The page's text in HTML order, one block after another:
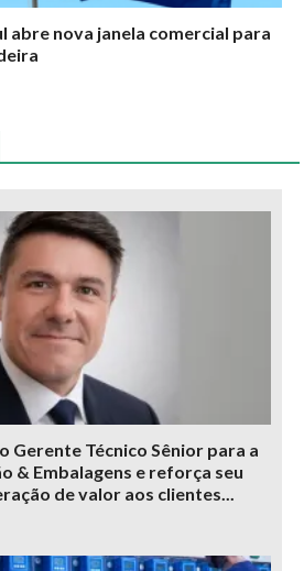
abre nova janela comercial para
Gerente Técnico Sênior para a
& Embalagens e reforça seu
de valor aos clientes...